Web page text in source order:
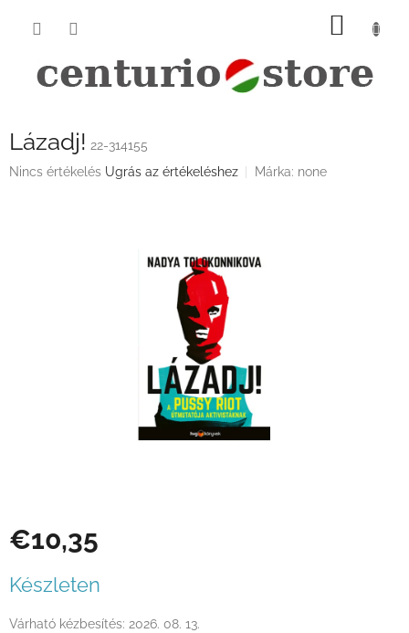
KOSÁR
Lázadj! 22-314155
A
Nincs értékelés Ugrás az értékeléshez Márka: none
€10,35
Készleten
Várható kézbesítés: 2026. 08. 13.